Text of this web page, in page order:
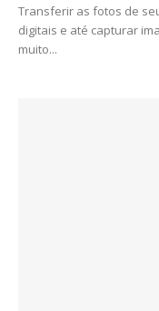
Transferir as fotos de
digitais e até capturar
muito...